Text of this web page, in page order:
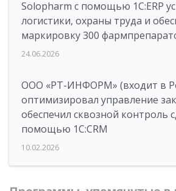
Solopharm с помощью 1С:ERP
логистики, охраны труда и
маркировку 300
24.06.2026
ООО «РТ-ИНФОРМ» (входит в
оптимизировал управление
обеспечил сквозной контроль
помощью 1С:CRM
10.02.2026